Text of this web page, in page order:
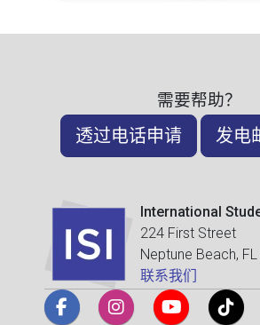
需要帮助？
透过电话申请 发电
International
224 First Street
Neptune Beach,
联系我们